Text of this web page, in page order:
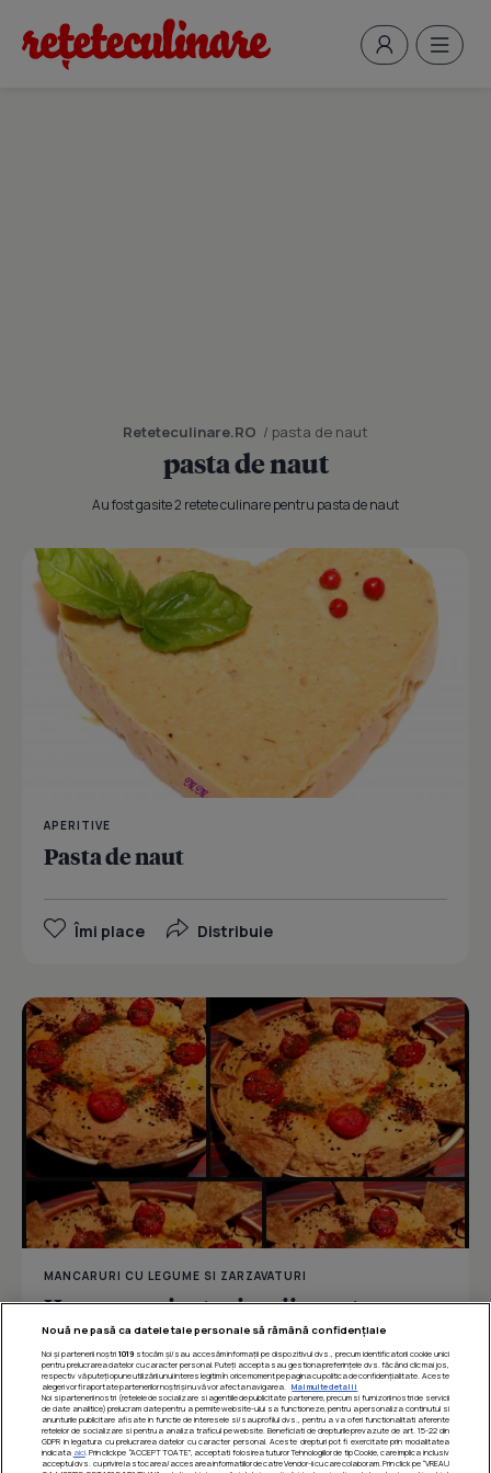
Reteteculinare.RO / pasta de naut
pasta de naut
Au fost gasite 2 retete culinare pentru pasta de naut
APERITIVE
Pasta de naut
Îmi place Distribuie
MANCARURI CU LEGUME SI ZARZAVATURI
Humus cu vinete si rosii coapte
Îmi place Distribuie
Nouă ne pasă ca datele tale personale să rămână confidențiale
Noi și partenerii noștri 1019stocăm și/sau accesăm informații pe dispozitivul dvs., precum identificatorii cookie unici
pentru prelucrarea datelor cu caracter personal. Puteți accepta sau gestiona preferințele dvs. făcând clic mai jos,
respectiv vă puteți opune utilizării unui interes legitim în orice moment pe pagina cu politica de confidențialitate. Aceste
alegeri vor fi raportate partenerilor noștri și nu vă vor afecta navigarea.
Mai multe detalii
Noi si partenerii nostri (retelele de socializare si agentiile de publicitate partenere, precum si furnizorii nostri de servicii
de date analitice) prelucram date pentru a permite website-ului sa functioneze, pentru a personaliza continutul si
anunturile publicitare afisate in functie de interesele si/sau profilul dvs., pentru a va oferi functionalitati aferente
retelelor de socializare si pentru a analiza traficul pe website. Beneficiati de drepturile prevazute de art. 15-22 din
GDPR in legatura cu prelucrarea datelor cu caracter personal. Aceste drepturi pot fi exercitate prin modalitatea
indicata aici. Prin click pe “ACCEPT TOATE”, acceptati folosirea tuturor Tehnologiilor de tip Cookie, care implica inclusiv
acceptul dvs. cu privire la stocarea/accesarea informatiilor de catre Vendor-ii cu care colaboram. Prin click pe “VREAU